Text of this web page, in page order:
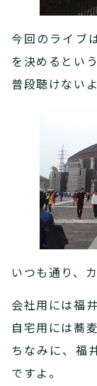
今回のライブ
を決めるとい
普段聴けない
いつも通り、
会社用には福
自宅用には蕎
ちなみに、福
ですよ。